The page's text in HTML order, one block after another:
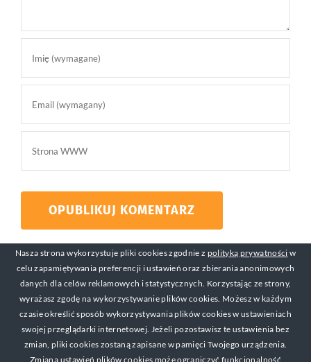
© Copyright 2017-2019 Michał Mackiewicz Kontakt:
michal@zarabianienasniadanie.pl
Nasza strona wykorzystuje pliki cookies zgodnie z polityką prywatności w
celu zapamiętywania preferencji i ustawień oraz zbierania anonimowych
danych dla celów reklamowych i statystycznych. Korzystając ze strony,
wyrażasz zgodę na wykorzystywanie plików cookies. Możesz w każdym
czasie określić sposób wykorzystywania plików cookies w ustawieniach
swojej przeglądarki internetowej. Jeżeli pozostawisz te ustawienia bez
zmian, pliki cookies zostaną zapisane w pamięci Twojego urządzenia.
Zmiana ustawień plików cookies może ograniczyć funkcjonalność